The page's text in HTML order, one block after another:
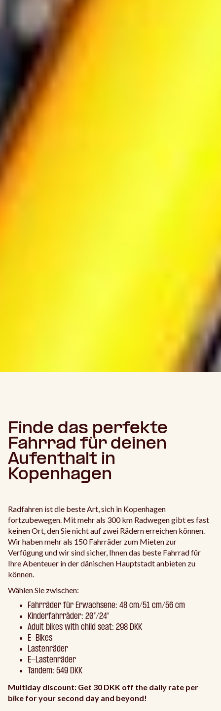
Finde das perfekte
Fahrrad für deinen
Aufenthalt in
Kopenhagen
Radfahren ist die beste Art, sich in Kopenhagen
fortzubewegen. Mit mehr als 300 km Radwegen gibt es fast
keinen Ort, den Sie nicht auf zwei Rädern erreichen können.
Wir haben mehr als 150 Fahrräder zum Mieten zur
Verfügung und wir sind sicher, Ihnen das beste Fahrrad für
Ihre Abenteuer in der dänischen Hauptstadt anbieten zu
können.
Wählen Sie zwischen:
Fahrräder für Erwachsene: 48 cm/51 cm/56 cm
Kinderfahrräder: 20“/24“
Adult bikes with child seat: 298 DKK
E-Bikes
Lastenräder
E-Lastenräder
Tandem: 549 DKK
Multiday discount: Get 30 DKK off the daily rate per
bike for your second day and beyond!